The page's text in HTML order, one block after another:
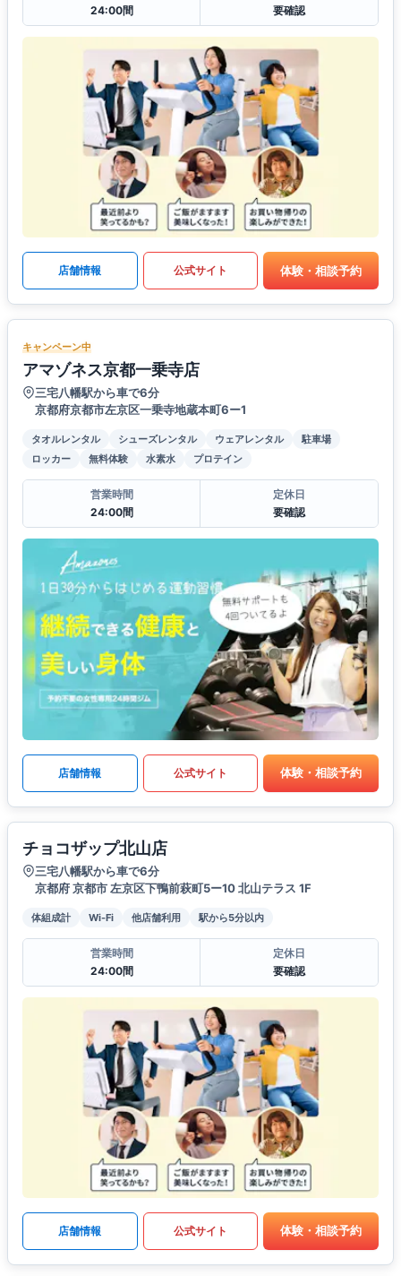
24:00間
要確認
店舗情報 公式サイト 体験・相談予約
キャンペーン中
アマゾネス京都一乗寺店
三宅八幡駅から車で6分
京都府京都市左京区一乗寺地蔵本町6ー1
タオルレンタル シューズレンタル ウェアレンタル
駐車場
ロッカー
無料体験 水素水 プロテイン
営業時間
24:00間
定休日
要確認
店舗情報 公式サイト 体験・相談予約
チョコザップ北山店
三宅八幡駅から車で6分
京都府 京都市 左京区下鴨前萩町5ー10 北山テラス 1F
体組成計 Wi-Fi 他店舗利用 駅から5分以内
営業時間
24:00間
定休日
要確認
店舗情報 公式サイト 体験・相談予約